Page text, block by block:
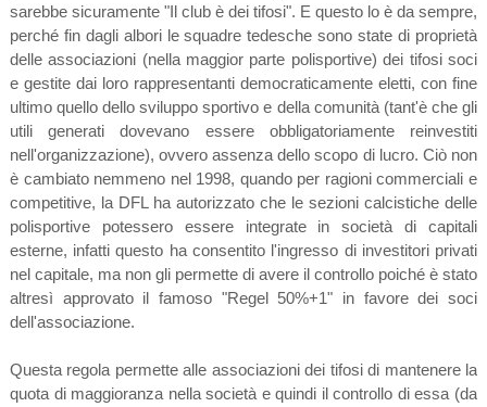
sarebbe sicuramente "Il club è dei tifosi". E questo lo è da sempre,
perché fin dagli albori le squadre tedesche sono state di proprietà
delle associazioni (nella maggior parte polisportive) dei tifosi soci
e gestite dai loro rappresentanti democraticamente eletti, con fine
ultimo quello dello sviluppo sportivo e della comunità (tant'è che gli
utili generati dovevano essere obbligatoriamente reinvestiti
nell'organizzazione), ovvero assenza dello scopo di lucro. Ciò non
è cambiato nemmeno nel 1998, quando per ragioni commerciali e
competitive, la DFL ha autorizzato che le sezioni calcistiche delle
polisportive potessero essere integrate in società di capitali
esterne, infatti questo ha consentito l'ingresso di investitori privati
nel capitale, ma non gli permette di avere il controllo poiché è stato
altresì approvato il famoso "Regel 50%+1" in favore dei soci
dell'associazione.
Questa regola permette alle associazioni dei tifosi di mantenere la
quota di maggioranza nella società e quindi il controllo di essa (da